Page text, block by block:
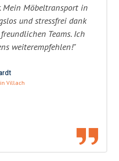
Mein Möbeltransport in
und stressfrei dank
Teams. Ich
weiterempfehlen!"
Villach